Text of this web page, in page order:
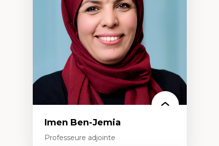
Imen Ben-Jemia
Professeure adjointe